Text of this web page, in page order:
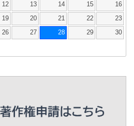
12 13 14 15 16
19 20 21 22 23
26 27 28 29 30